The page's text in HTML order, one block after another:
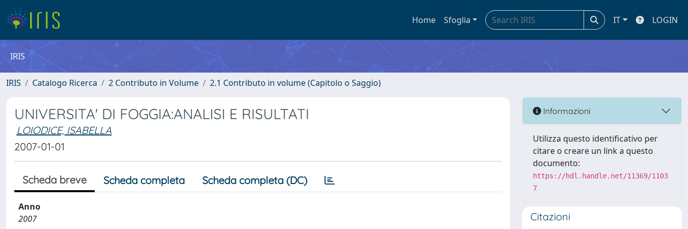
Home Sfoglia IT LOGIN
IRIS
IRIS Catalogo Ricerca 2 Contributo in Volume 2.1 Contributo in volume (Capitolo o Saggio)
UNIVERSITA' DI FOGGIA:ANALISI E RISULTATI
LOIODICE, ISABELLA
2007-01-01
Scheda breve Scheda completa Scheda completa (DC)
Anno
2007
Informazioni
Utilizza questo identificativo per
citare o creare un link a questo
documento:
https://hdl.handle.net/11369/1103
7
Citazioni